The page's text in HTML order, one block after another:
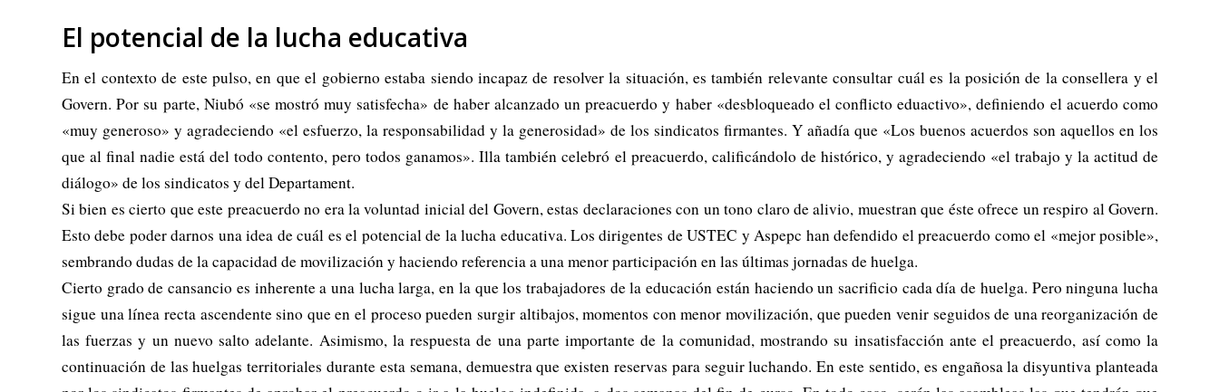
El potencial de la lucha educativa
En el contexto de este pulso, en que el gobierno estaba siendo incapaz de resolver la situación, es también relevante consultar cuál es la posición de la consellera y el
Govern. Por su parte, Niubó «se mostró muy satisfecha» de haber alcanzado un preacuerdo y haber «desbloqueado el conflicto eduactivo», definiendo el acuerdo como
«muy generoso» y agradeciendo «el esfuerzo, la responsabilidad y la generosidad» de los sindicatos firmantes. Y añadía que «Los buenos acuerdos son aquellos en los
que al final nadie está del todo contento, pero todos ganamos». Illa también celebró el preacuerdo, calificándolo de histórico, y agradeciendo «el trabajo y la actitud de
diálogo» de los sindicatos y del Departament.
Si bien es cierto que este preacuerdo no era la voluntad inicial del Govern, estas declaraciones con un tono claro de alivio, muestran que éste ofrece un respiro al Govern.
Esto debe poder darnos una idea de cuál es el potencial de la lucha educativa. Los dirigentes de USTEC y Aspepc han defendido el preacuerdo como el «mejor posible»,
sembrando dudas de la capacidad de movilización y haciendo referencia a una menor participación en las últimas jornadas de huelga.
Cierto grado de cansancio es inherente a una lucha larga, en la que los trabajadores de la educación están haciendo un sacrificio cada día de huelga. Pero ninguna lucha
sigue una línea recta ascendente sino que en el proceso pueden surgir altibajos, momentos con menor movilización, que pueden venir seguidos de una reorganización de
las fuerzas y un nuevo salto adelante. Asimismo, la respuesta de una parte importante de la comunidad, mostrando su insatisfacción ante el preacuerdo, así como la
continuación de las huelgas territoriales durante esta semana, demuestra que existen reservas para seguir luchando. En este sentido, es engañosa la disyuntiva planteada